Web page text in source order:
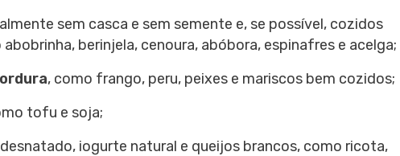
sem casca e sem semente e, se possível, cozidos
berinjela, cenoura, abóbora, espinafres e acelga;
, como frango, peru, peixes e mariscos bem cozidos;
tofu e soja;
iogurte natural e queijos brancos, como ricota,